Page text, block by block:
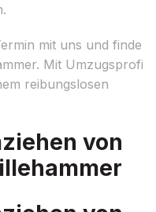
mit uns und finde
Mit Umzugsprofi
reibungslosen
von